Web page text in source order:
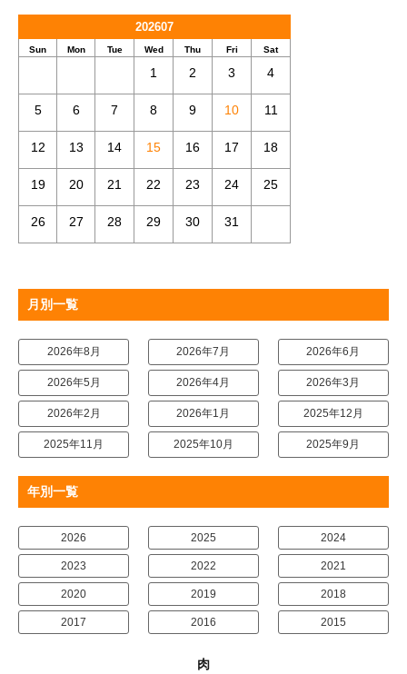
202607
Sun Mon Tue Wed Thu Fri Sat
1 2 3 4
5 6 7 8 9 10 11
12 13 14 15 16 17 18
19 20 21 22 23 24 25
26 27 28 29 30 31
月別一覧
2026年8月 2026年7月 2026年6月
2026年5月 2026年4月 2026年3月
2026年2月 2026年1月 2025年12月
2025年11月 2025年10月 2025年9月
年別一覧
2026 2025 2024
2023 2022 2021
2020 2019 2018
2017 2016 2015
肉